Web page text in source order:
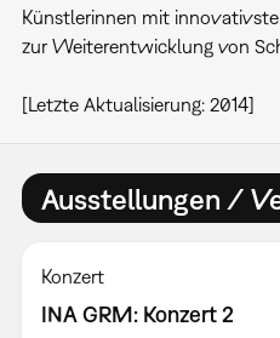
Künstlerinnen mit
zur Weiterentwicklung von
[Letzte Aktualisierung: 2014]
Ausstellungen /
Konzert
INA GRM: Konzert 2